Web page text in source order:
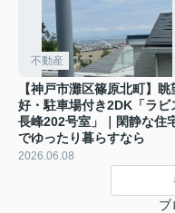
不動産
【神戸市灘区篠原北町】眺
好・駐車場付き2DK「ラビ
長峰202号室」｜閑静な住
でゆったり暮らすなら
2026.06.08
ブ